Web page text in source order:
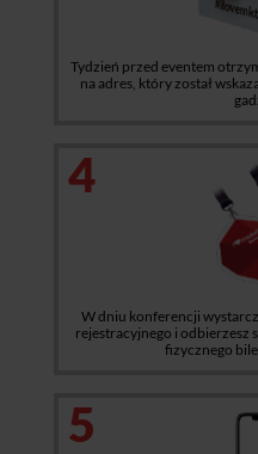
Tydzień przed eventem
na adres, który został
4
W dniu konferencji
rejestracyjnego i odbierzesz
fizycznego
5